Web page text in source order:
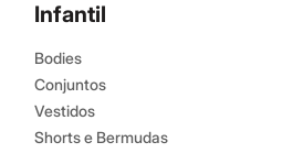
Infantil
Bodies
Conjuntos
Vestidos
Shorts e Bermudas